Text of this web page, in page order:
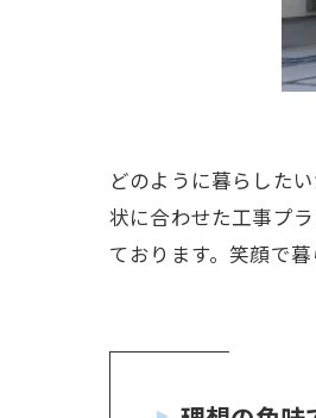
どのように暮らした
状に合わせた工事プ
ております。笑顔で